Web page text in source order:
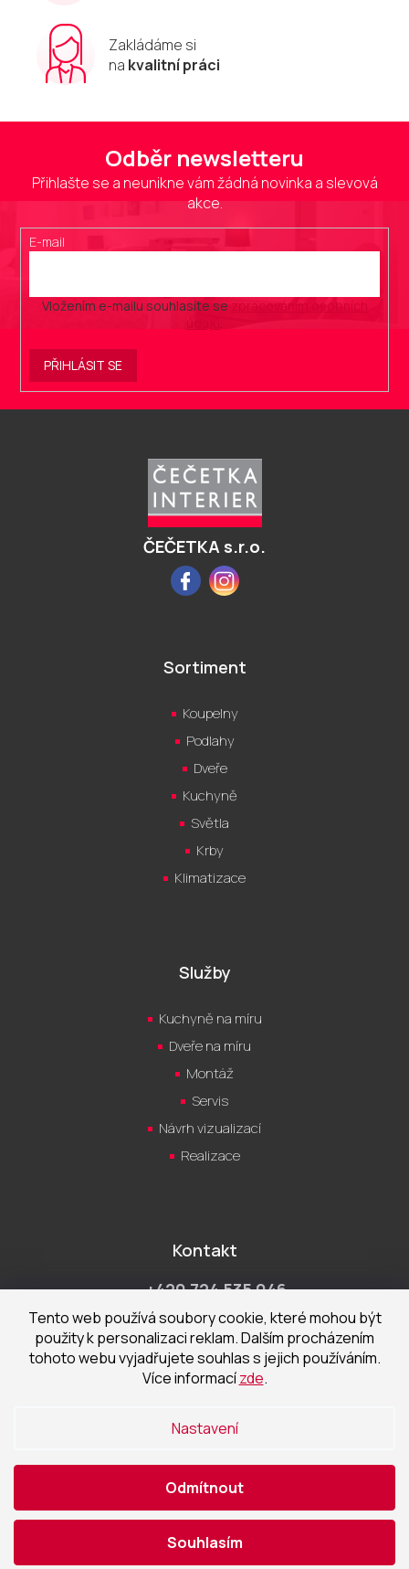
Tento web používá soubory cookie, které mohou být
použity k personalizaci reklam. Dalším procházením
tohoto webu vyjadřujete souhlas s jejich používáním.
Více informacízde.
Nastavení
Odmítnout
Souhlasím
Zakládáme si
na kvalitní práci
Odběr newsletteru
Přihlašte se a neunikne vám žádná novinka a slevová
akce.
E-mail
Vložením e-mailu souhlasíte se zpracováním osobních
.
PŘIHLÁSIT SE
ČEČETKA s.r.o.
FacebookInstagram
Sortiment
Koupelny
Podlahy
Dveře
Kuchyně
Světla
Krby
Klimatizace
Služby
Kuchyně na míru
Dveře na míru
Montáž
Servis
Návrh vizualizací
Realizace
Kontakt
+420 724 535 046
Po-Pá 9:00 - 18:00 hod
obchod@cecetka.cz
370 01 České Budějovice
Vytvořil Shoptet |Nakódoval eshopGuru
ČEČETKA s.r.o.. Všechna práva vyhrazena.